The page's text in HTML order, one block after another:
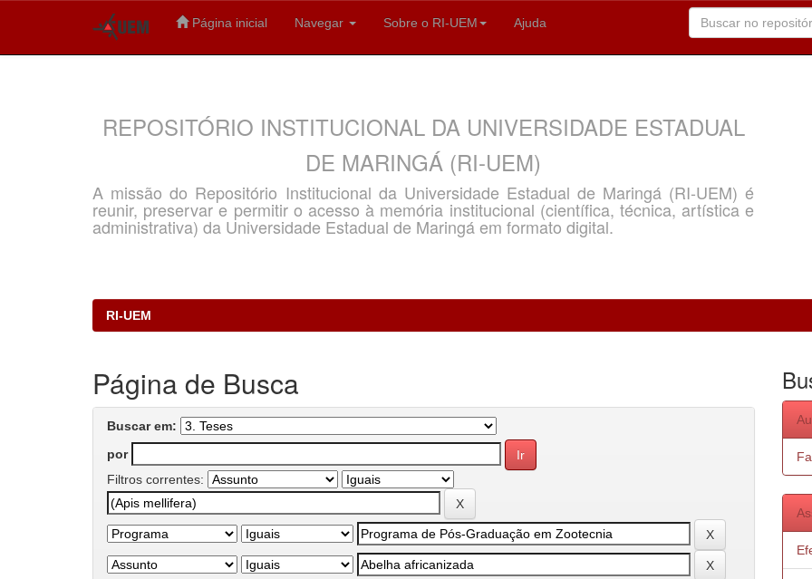
Página inicial Navegar Sobre o RI-UEM Ajuda
REPOSITÓRIO INSTITUCIONAL DA UNIVERSIDADE ESTADUAL
DE MARINGÁ (RI-UEM)
A missão do Repositório Institucional da Universidade Estadual de Maringá (RI-UEM) é
reunir, preservar e permitir o acesso à memória institucional (científica, técnica, artística e
administrativa) da Universidade Estadual de Maringá em formato digital.
RI-UEM
Página de Busca
Buscar em:
por
Filtros correntes: